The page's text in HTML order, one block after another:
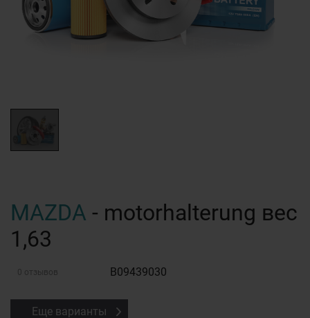
MAZDA - motorhalterung вес
1,63
0 отзывов B09439030
Еще варианты